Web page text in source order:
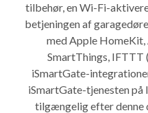
tilbehør, en Wi-Fi-
betjeningen af
med Apple HomeKit,
SmartThings, IFTTT
iSmartGate-
iSmartGate-tjenesten
tilgængelig efter denne